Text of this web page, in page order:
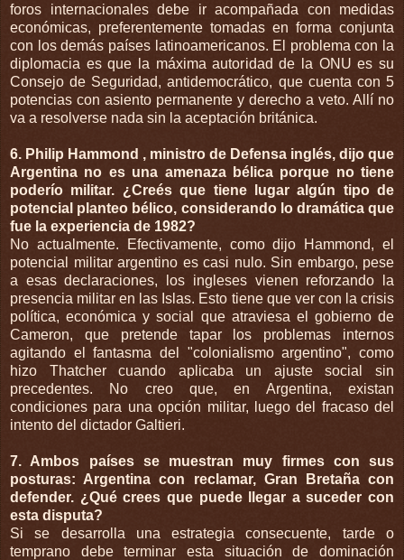
foros internacionales debe ir acompañada con medidas
económicas, preferentemente tomadas en forma conjunta
con los demás países latinoamericanos. El problema con la
diplomacia es que la máxima autoridad de la ONU es su
Consejo de Seguridad, antidemocrático, que cuenta con 5
potencias con asiento permanente y derecho a veto. Allí no
va a resolverse nada sin la aceptación británica.
6. Philip Hammond , ministro de Defensa inglés, dijo que
Argentina no es una amenaza bélica porque no tiene
poderío militar. ¿Creés que tiene lugar algún tipo de
potencial planteo bélico, considerando lo dramática que
fue la experiencia de 1982?
No actualmente. Efectivamente, como dijo Hammond, el
potencial militar argentino es casi nulo. Sin embargo, pese
a esas declaraciones, los ingleses vienen reforzando la
presencia militar en las Islas. Esto tiene que ver con la crisis
política, económica y social que atraviesa el gobierno de
Cameron, que pretende tapar los problemas internos
agitando el fantasma del "colonialismo argentino", como
hizo Thatcher cuando aplicaba un ajuste social sin
precedentes. No creo que, en Argentina, existan
condiciones para una opción militar, luego del fracaso del
intento del dictador Galtieri.
7. Ambos países se muestran muy firmes con sus
posturas: Argentina con reclamar, Gran Bretaña con
defender. ¿Qué crees que puede llegar a suceder con
esta disputa?
Si se desarrolla una estrategia consecuente, tarde o
temprano debe terminar esta situación de dominación